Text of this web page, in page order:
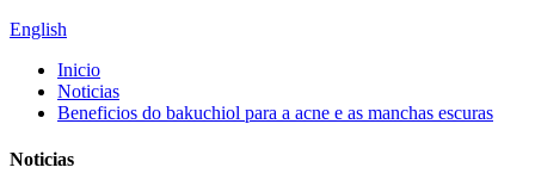
English
Inicio
Noticias
Beneficios do bakuchiol para a acne e as manchas escuras
Noticias